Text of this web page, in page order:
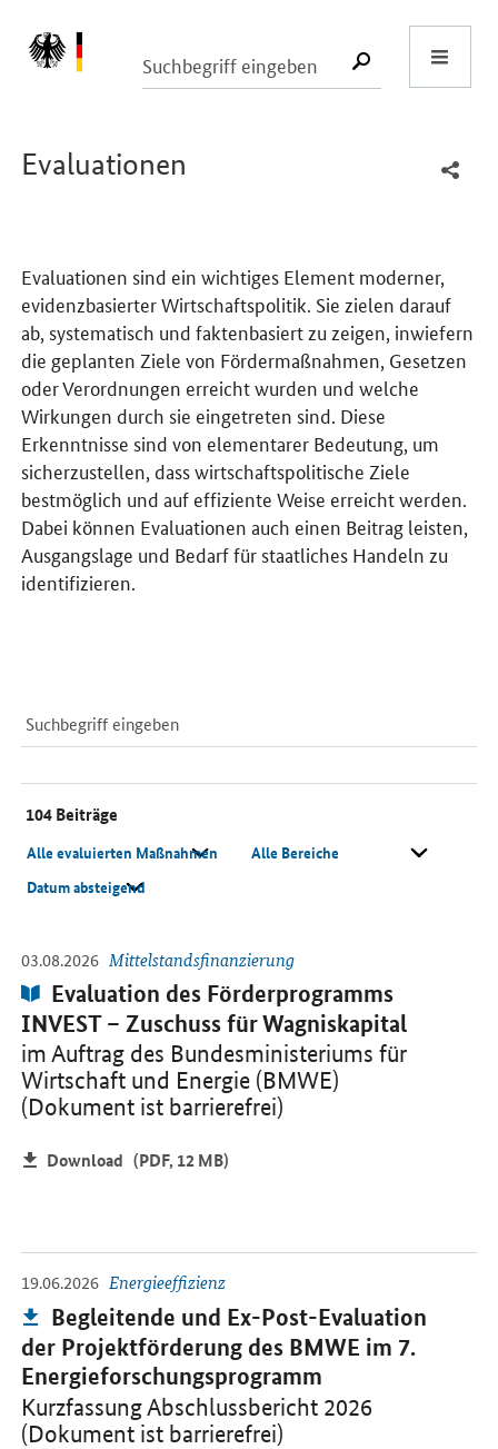
SUCHE
Evaluationen
Evaluationen sind ein wichtiges Element moderner,
evidenzbasierter Wirtschaftspolitik. Sie zielen darauf
ab, systematisch und faktenbasiert zu zeigen, inwiefern
die geplanten Ziele von Fördermaßnahmen, Gesetzen
oder Verordnungen erreicht wurden und welche
Wirkungen durch sie eingetreten sind. Diese
Erkenntnisse sind von elementarer Bedeutung, um
sicherzustellen, dass wirtschaftspolitische Ziele
bestmöglich und auf effiziente Weise erreicht werden.
Dabei können Evaluationen auch einen Beitrag leisten,
Ausgangslage und Bedarf für staatliches Handeln zu
identifizieren.
Suche
Suchfeld
104Beiträge
Alle evaluierten Maßnahmen
Bereich
Sortieren nach
Beiträge
03.08.2026 -
Mittelstandsfinanzierung
Publikation:
Evaluation des Förderprogramms
INVEST – Zuschuss für Wagniskapital
im Auftrag des Bundesministeriums für
Wirtschaft und Energie (BMWE)
(Dokument ist barrierefrei)
Download (PDF, 12 MB)
Öffnet PDF "Evaluation des Förderprogramms INVEST –
19.06.2026 -
Energieeffizienz
Publikation:
Begleitende und Ex-Post-Evaluation
der Projektförderung des BMWE im 7.
Energieforschungsprogramm
Kurzfassung Abschlussbericht 2026
(Dokument ist barrierefrei)
Öffnet PDF "Begleitende und Ex-Post-Evaluation der